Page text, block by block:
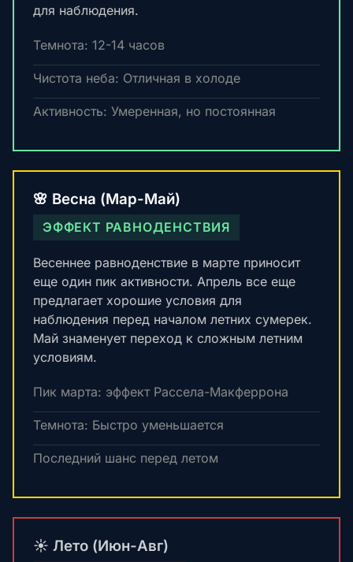
для наблюдения.
Темнота: 12-14 часов
Чистота неба: Отличная в холоде
Активность: Умеренная, но постоянная
🌸 Весна (Мар-Май)
ЭФФЕКТ РАВНОДЕНСТВИЯ
Весеннее равноденствие в марте приносит
еще один пик активности. Апрель все еще
предлагает хорошие условия для
наблюдения перед началом летних сумерек.
Май знаменует переход к сложным летним
условиям.
Пик марта: эффект Рассела-Макферрона
Темнота: Быстро уменьшается
Последний шанс перед летом
☀️ Лето (Июн-Авг)